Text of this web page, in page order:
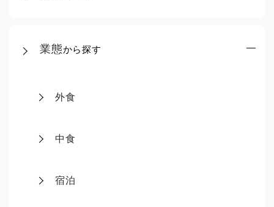
業態から探す
外食
中食
宿泊